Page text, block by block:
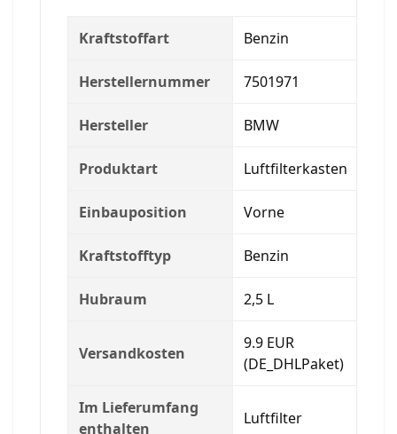
Kraftstoffart Benzin
Herstellernummer 7501971
Hersteller BMW
Produktart Luftfilterkasten
Einbauposition Vorne
Kraftstofftyp Benzin
Hubraum 2,5 L
Versandkosten
9.9 EUR
(DE_DHLPaket)
Im Lieferumfang
enthalten
Luftfilter